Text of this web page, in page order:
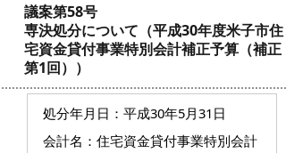
議案第58号
専決処分について（平成30年度米子市住
宅資金貸付事業特別会計補正予算（補正
第1回））
処分年月日：平成30年5月31日
会計名：住宅資金貸付事業特別会計